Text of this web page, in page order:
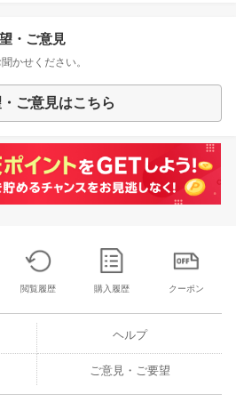
・ご意見
かせください。
ご意見はこちら
閲覧履歴 購入履歴 クーポン
ヘルプ
ご意見・ご要望